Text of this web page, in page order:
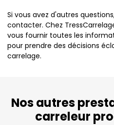
Si vous avez d'autres
contacter. Chez
vous fournir toutes les
pour prendre des décisions
carrelage.
Nos autres
carreleur